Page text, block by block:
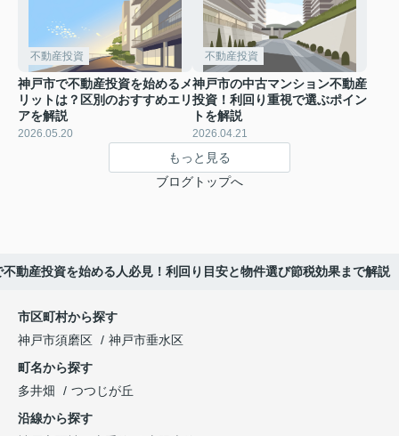
不動産投資
神戸市で不動産投資を始めるメ
リットは？区別のおすすめエリ
アを解説
2026.05.20
不動産投資
神戸市の中古マンション不動産
投資！利回り重視で選ぶポイン
トを解説
2026.04.21
もっと見る
ブログトップへ
不動産投資を始める人必見！利回り目安と物件選び節税効果まで解説
市区町村から探す
神戸市須磨区
神戸市垂水区
町名から探す
多井畑
つつじが丘
沿線から探す